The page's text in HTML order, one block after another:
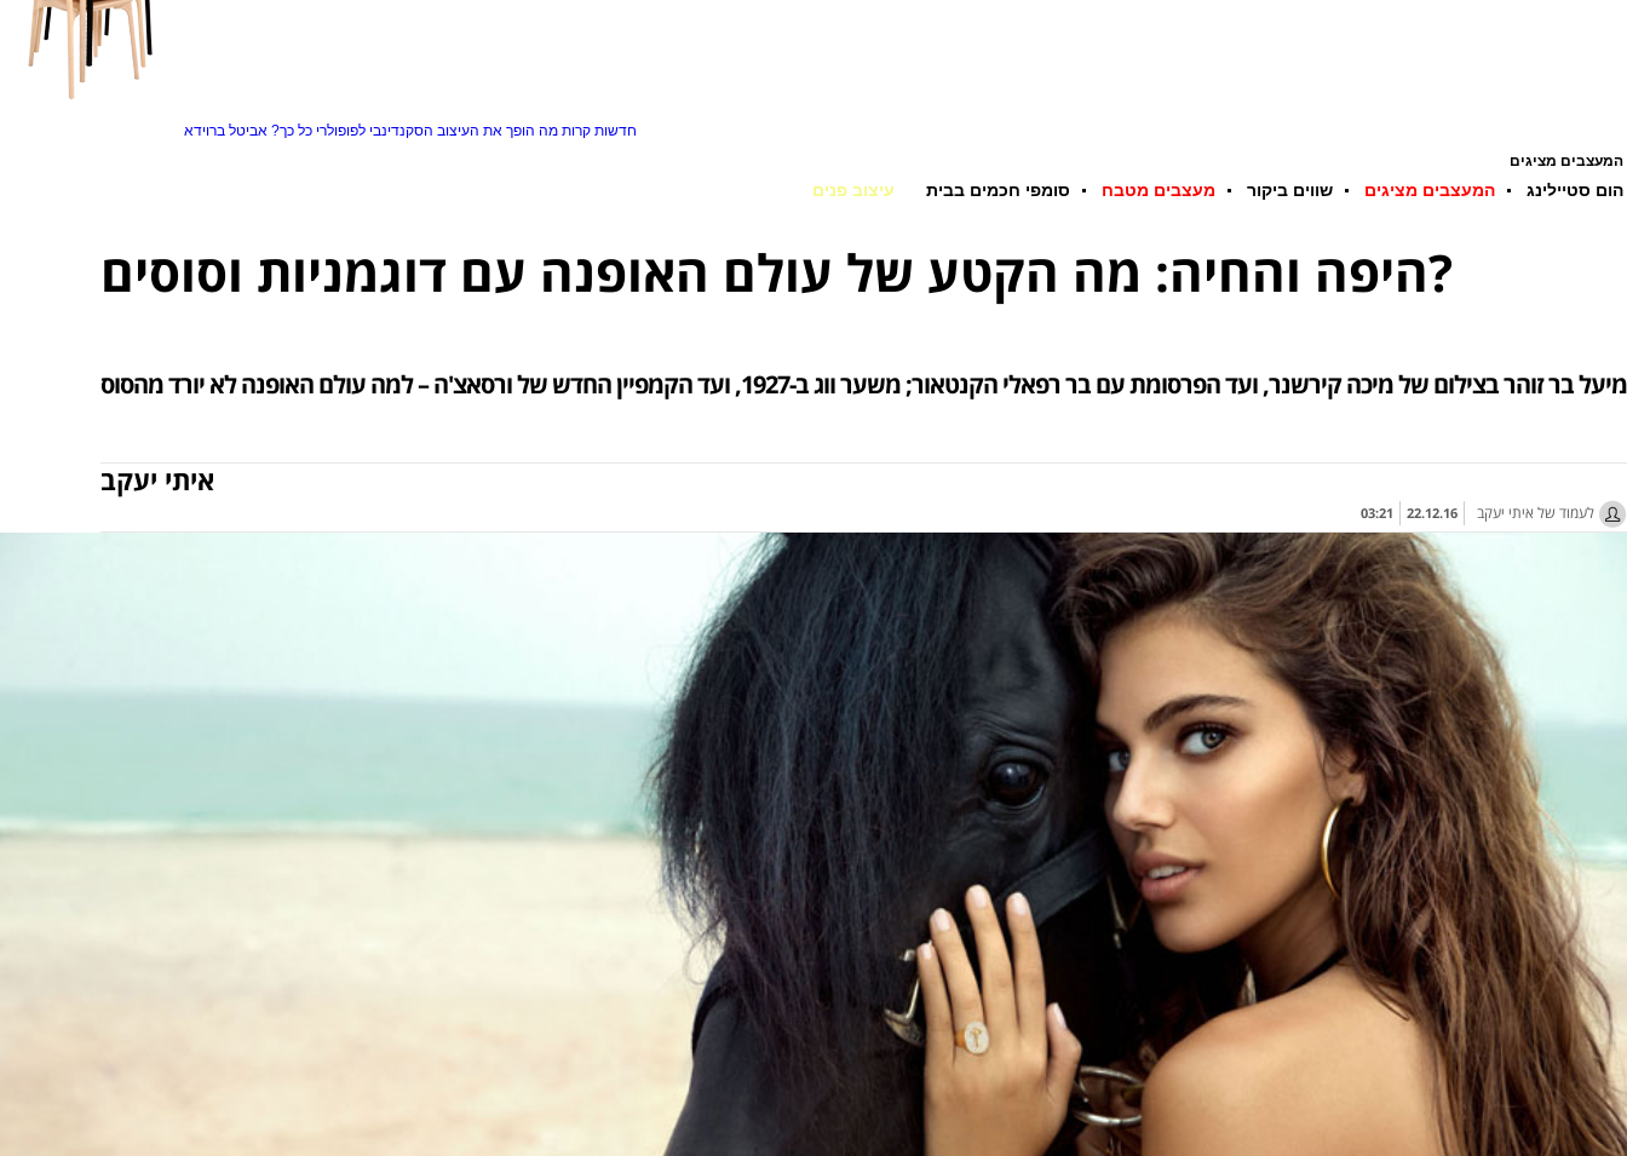
חדשות קרות מה הופך את העיצוב הסקנדינבי לפופולרי כל כך? אביטל ברוידא
המעצבים מציגים
הום סטיילינג המעצבים מציגים שווים ביקור מעצבים מטבח סומפי חכמים בבית עיצוב פנים
היפה והחיה: מה הקטע של עולם האופנה עם דוגמניות וסוסים?
מיעל בר זוהר בצילום של מיכה קירשנר, ועד הפרסומת עם בר רפאלי הקנטאור; משער ווג ב-1927, ועד הקמפיין החדש של ורסאצ'ה – למה עולם האופנה לא יורד מהסוס
איתי יעקב
לעמוד של איתי יעקב 22.12.16
03:21